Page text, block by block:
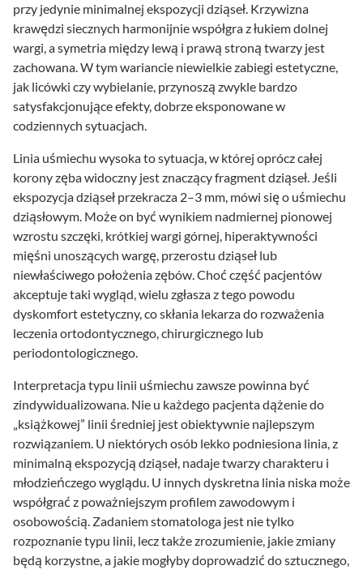
przy jedynie minimalnej ekspozycji dziąseł. Krzywizna
krawędzi siecznych harmonijnie współgra z łukiem dolnej
wargi, a symetria między lewą i prawą stroną twarzy jest
zachowana. W tym wariancie niewielkie zabiegi estetyczne,
jak licówki czy wybielanie, przynoszą zwykle bardzo
satysfakcjonujące efekty, dobrze eksponowane w
codziennych sytuacjach.
Linia uśmiechu wysoka to sytuacja, w której oprócz całej
korony zęba widoczny jest znaczący fragment dziąseł. Jeśli
ekspozycja dziąseł przekracza 2–3 mm, mówi się o uśmiechu
dziąsłowym. Może on być wynikiem nadmiernej pionowej
wzrostu szczęki, krótkiej wargi górnej, hiperaktywności
mięśni unoszących wargę, przerostu dziąseł lub
niewłaściwego położenia zębów. Choć część pacjentów
akceptuje taki wygląd, wielu zgłasza z tego powodu
dyskomfort estetyczny, co skłania lekarza do rozważenia
leczenia ortodontycznego, chirurgicznego lub
periodontologicznego.
Interpretacja typu linii uśmiechu zawsze powinna być
zindywidualizowana. Nie u każdego pacjenta dążenie do
„książkowej” linii średniej jest obiektywnie najlepszym
rozwiązaniem. U niektórych osób lekko podniesiona linia, z
minimalną ekspozycją dziąseł, nadaje twarzy charakteru i
młodzieńczego wyglądu. U innych dyskretna linia niska może
współgrać z poważniejszym profilem zawodowym i
osobowością. Zadaniem stomatologa jest nie tylko
rozpoznanie typu linii, lecz także zrozumienie, jakie zmiany
będą korzystne, a jakie mogłyby doprowadzić do sztucznego,